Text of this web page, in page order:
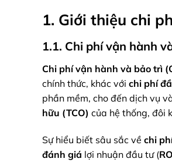
1. Giới thiệu chi
1.1. Chi phí vận hành
Chi phí vận hành và bảo trì
chính thức, khác với chi phí
phần mềm, cho đến dịch vụ
hữu (TCO) của hệ thống, đôi
Sự hiểu biết sâu sắc về chi
đánh giá lợi nhuận đầu tư (